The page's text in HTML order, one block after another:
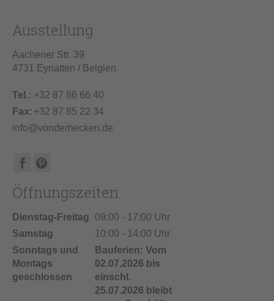
Ausstellung
Aachener Str. 39
4731 Eynatten / Belgien
Tel.: +32 87 86 66 40
Fax: +32 87 85 22 34
info@vonderhecken.de
Öffnungszeiten
Dienstag-Freitag
09:00 - 17:00 Uhr
Samstag
10:00 - 14:00 Uhr
Sonntags und
Montags
geschlossen
Bauferien: Vom
02.07.2026 bis
einschl.
25.07.2026 bleibt